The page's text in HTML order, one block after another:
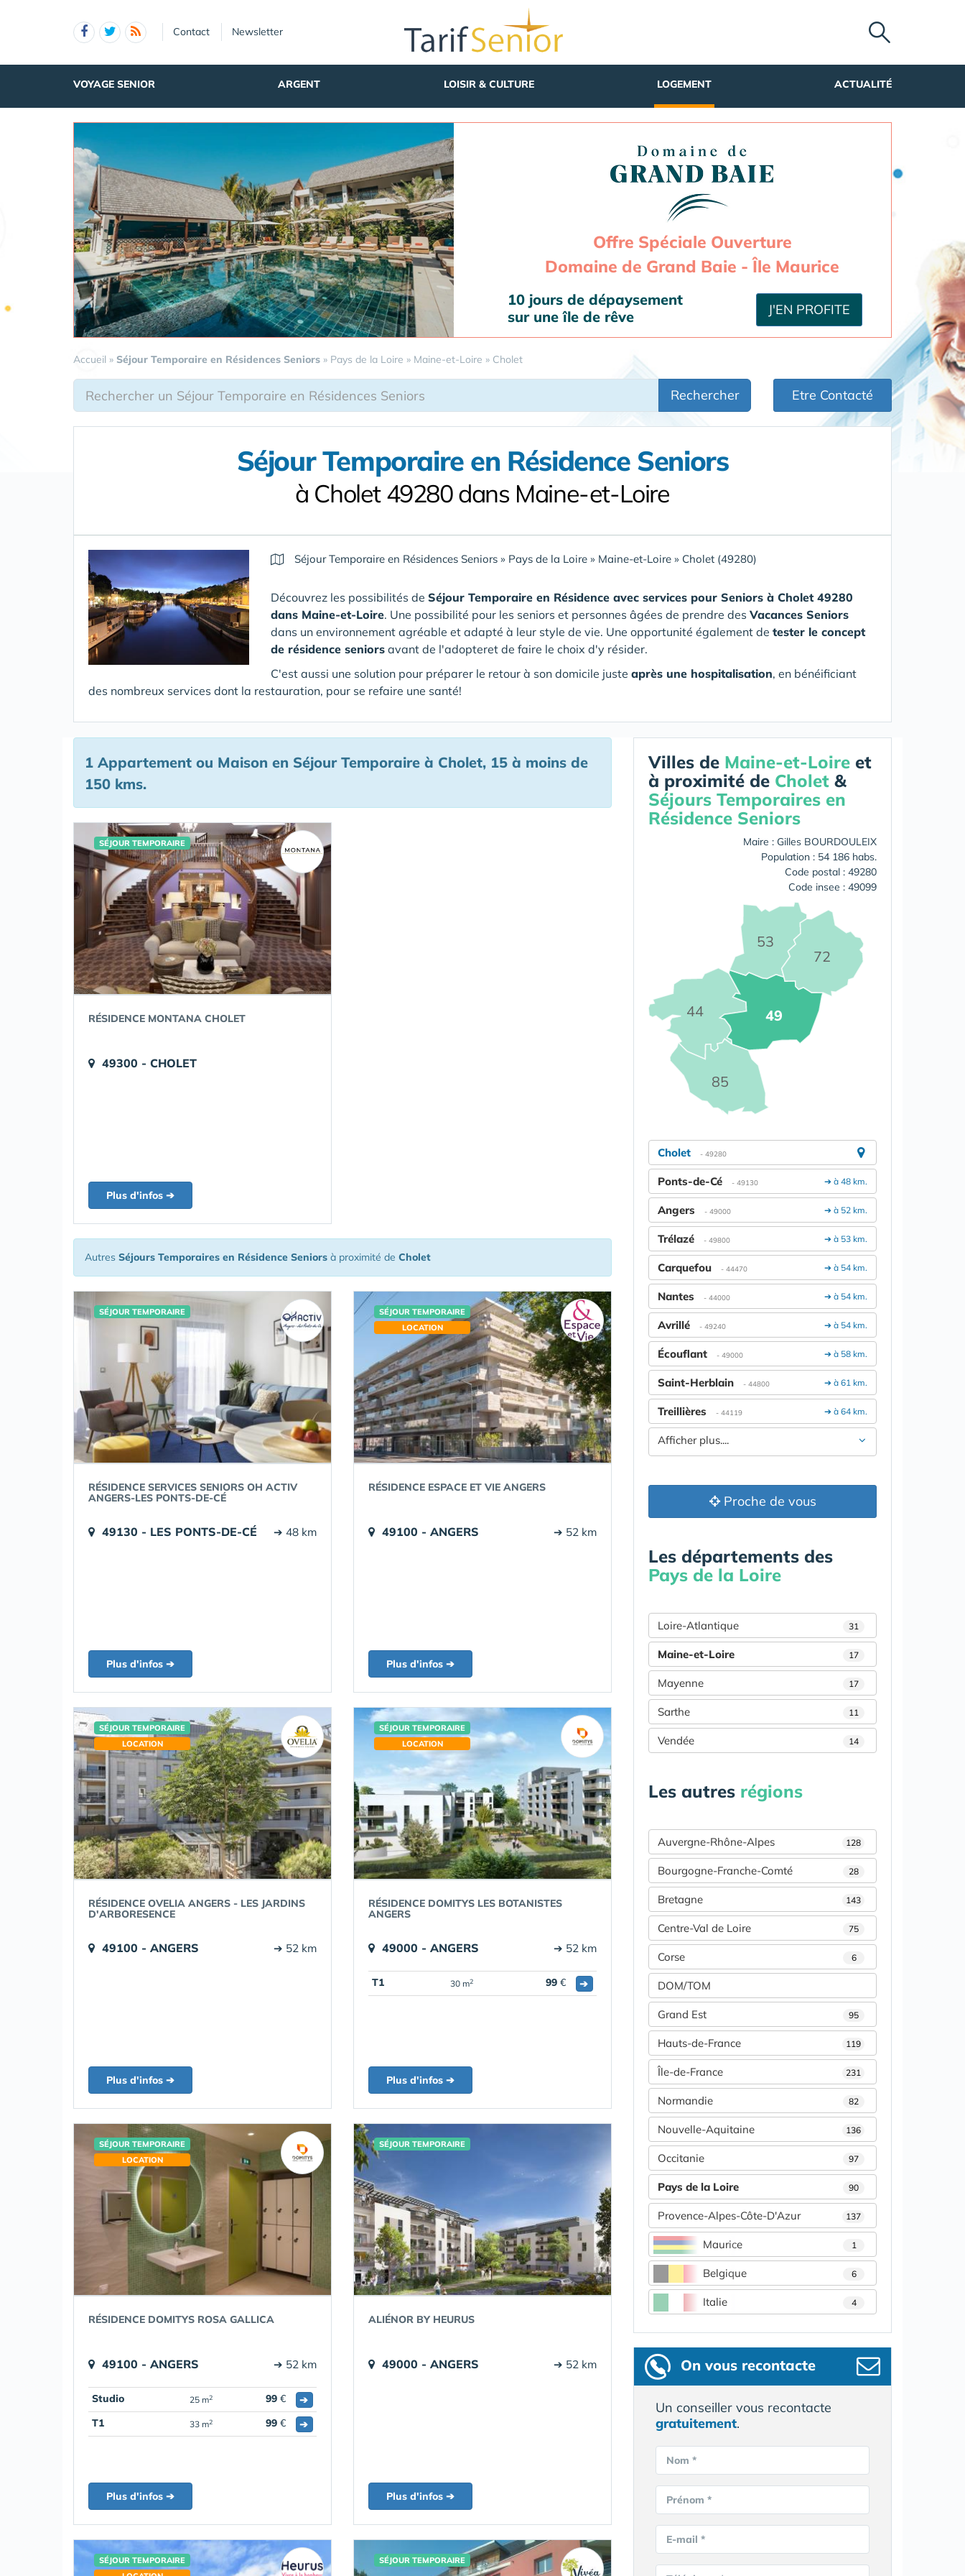
Contact Newsletter
VOYAGE SENIOR ARGENT LOISIR & CULTURE LOGEMENT ACTUALITÉ
Offre Spéciale Ouverture
Domaine de Grand Baie - Île Maurice
J'EN PROFITE
10 jours de dépaysement
sur une île de rêve
Accueil » Séjour Temporaire en Résidences Seniors » Pays de la Loire » Maine-et-Loire » Cholet
Rechercher Etre Contacté
Séjour Temporaire en Résidence Seniors
à Cholet 49280 dans Maine-et-Loire
Séjour Temporaire en Résidences Seniors » Pays de la Loire » Maine-et-Loire » Cholet (49280)
Découvrez les possibilités de Séjour Temporaire en Résidence avec services pour Seniors à Cholet 49280
dans Maine-et-Loire. Une possibilité pour les seniors et personnes âgées de prendre des Vacances Seniors
dans un environnement agréable et adapté à leur style de vie. Une opportunité également de tester le concept
de résidence seniors avant de l'adopteret de faire le choix d'y résider.
C'est aussi une solution pour préparer le retour à son domicile juste après une hospitalisation, en bénéificiant
des nombreux services dont la restauration, pour se refaire une santé!
1 Appartement ou Maison en Séjour Temporaire à Cholet, 15 à moins de
150 kms.
SÉJOUR TEMPORAIRE
RÉSIDENCE MONTANA CHOLET
49300 - CHOLET
Plus d'infos ➔
Autres Séjours Temporaires en Résidence Seniors à proximité de Cholet
SÉJOUR TEMPORAIRE
RÉSIDENCE SERVICES SENIORS OH ACTIV
ANGERS-LES PONTS-DE-CÉ
49130 - LES PONTS-DE-CÉ ➔ 48 km
Plus d'infos ➔
SÉJOUR TEMPORAIRE
LOCATION
RÉSIDENCE ESPACE ET VIE ANGERS
49100 - ANGERS ➔ 52 km
Plus d'infos ➔
SÉJOUR TEMPORAIRE
LOCATION
RÉSIDENCE OVELIA ANGERS - LES JARDINS
D'ARBORESENCE
49100 - ANGERS ➔ 52 km
Plus d'infos ➔
SÉJOUR TEMPORAIRE
LOCATION
RÉSIDENCE DOMITYS LES BOTANISTES
ANGERS
49000 - ANGERS ➔ 52 km
T1 30 m2 99 € ➔
Plus d'infos ➔
SÉJOUR TEMPORAIRE
LOCATION
RÉSIDENCE DOMITYS ROSA GALLICA
49100 - ANGERS ➔ 52 km
Studio 25 m2 99 €
➔
T1
33 m2 99 € ➔
Plus d'infos ➔
SÉJOUR TEMPORAIRE
ALIÉNOR BY HEURUS
49000 - ANGERS ➔ 52 km
Plus d'infos ➔
SÉJOUR TEMPORAIRE
SÉJOUR TEMPORAIRE
Villes de Maine-et-Loire et
à proximité de Cholet &
Séjours Temporaires en
Résidence Seniors
Maire : Gilles BOURDOULEIX
Population : 54 186 habs.
Code postal : 49280
Code insee : 49099
44 49
53
72
85
Cholet - 49280
➔ à 48 km.
Ponts-de-Cé - 49130
➔ à 52 km.
Angers - 49000
➔ à 53 km.
Trélazé - 49800
➔ à 54 km.
Carquefou - 44470
➔ à 54 km.
Nantes - 44000
➔ à 54 km.
Avrillé - 49240
➔ à 58 km.
Écouflant - 49000
➔ à 61 km.
Saint-Herblain - 44800
➔ à 64 km.
Treillières - 44119
Afficher plus....
Proche de vous
Les départements des
Pays de la Loire
Loire-Atlantique 31
Maine-et-Loire 17
Mayenne 17
Sarthe 11
Vendée 14
Les autres régions
Auvergne-Rhône-Alpes 128
Bourgogne-Franche-Comté 28
Bretagne 143
Centre-Val de Loire 75
Corse 6
DOM/TOM
Grand Est 95
Hauts-de-France 119
Île-de-France 231
Normandie 82
Nouvelle-Aquitaine 136
Occitanie 97
Pays de la Loire 90
Provence-Alpes-Côte-D'Azur 137
Maurice 1
Belgique 6
Italie 4
On vous recontacte
Un conseiller vous recontacte
gratuitement.
Nom *
Prénom *
E-mail *